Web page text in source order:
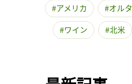
アメリカ オル
ワイン
北米